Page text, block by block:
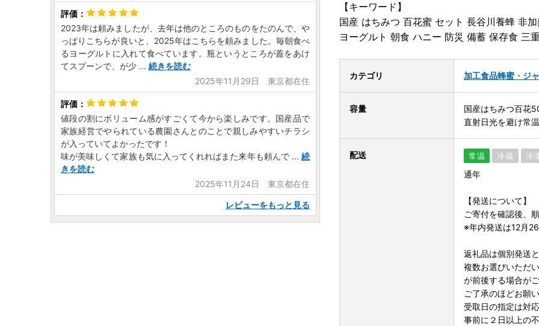
【キーワード】
国産 はちみつ 百花蜜 セット 長谷川養蜂 非
ヨーグルト 朝食 ハニー 防災 備蓄 保存食 三
カテゴリ 加工食品蜂蜜・ジ
容量
国産はちみつ百花
直射日光を避け常
配送 常温 冷蔵 冷
通年
【発送について】
ご寄付を確認後、
※年内発送は12月
返礼品は個別発送
複数お選びいただ
が前後する場合が
ご了承のほどお願
受取日の指定は対
事前に２日以上の
2023年は頼みましたが、去年は他のところのものをたのんで、や
っぱりこちらが良いと、2025年はこちらを頼みました。毎朝食べ
るヨーグルトに入れて食べています。瓶というところが蓋をあけ
てスプーンで、が少 ... 続きを読む
2025年11月29日 東京都在住
値段の割にボリューム感がすごくて今から楽しみです。国産品で
家族経営でやられている農園さんとのことで親しみやすいチラシ
が入っていてよかったです！
味が美味しくて家族も気に入ってくれればまた来年も頼んで ... 続
きを読む
2025年11月24日 東京都在住
レビューをもっと見る